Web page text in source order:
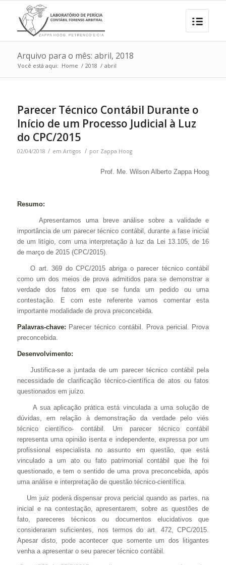
Arquivo para o mês: abril, 2018
Você está aqui: Home / 2018 / abril
Parecer Técnico Contábil Durante o
Início de um Processo Judicial à Luz
do CPC/2015
02/04/2018 / em Artigos / por Zappa Hoog
Prof. Me. Wilson Alberto Zappa Hoog
Resumo:
Apresentamos uma breve análise sobre a validade e
importância de um parecer técnico contábil, durante a fase inicial
de um litígio, com uma interpretação à luz da Lei 13.105, de 16
de março de 2015 (CPC/2015).
O art. 369 do CPC/2015 abriga o parecer técnico contábil
como um dos meios de prova admitidos para se demonstrar a
verdade dos fatos em que se funda um pedido ou uma
contestação. E com este referente vamos comentar esta
importante modalidade de prova preconcebida.
Palavras-chave: Parecer técnico contábil. Prova pericial. Prova
preconcebida.
Desenvolvimento:
Justifica-se a juntada de um parecer técnico contábil pela
necessidade de clarificação técnico-científica de atos ou fatos
questionados em juízo.
A sua aplicação prática está vinculada a uma solução de
dúvidas, em relação à demonstração da verdade pelo viés
técnico científico- ­contábil. Um parecer técnico contábil
representa uma opinião isenta e independente, expressa por um
profissional especialista no assunto em questão, que está
vinculado a um ato ou fato patrimonial contábil que lhe foi
questionado, e tem o sentido de uma prova preconcebida, após
uma análise e interpretação de questão técnico-científica.
Um juiz poderá dispensar prova pericial quando as partes, na
inicial e na contestação, apresentarem, sobre as questões de
fato, pareceres técnicos ou documentos elucidativos que
consideraram suficientes, nos termos do art. 472, CPC/2015.
Apesar disto, pode acontecer que somente um dos litigantes
venha a apresentar o seu parecer técnico contábil.